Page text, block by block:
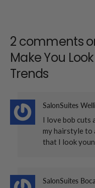
2 comments
Make You
Trends
SalonSuites
I love bob cuts
my hairstyle to
that I look
SalonSuites Boca